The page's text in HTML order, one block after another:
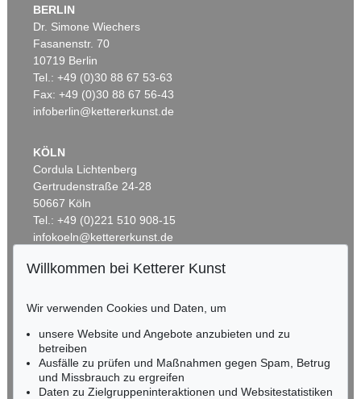
ARNULF RAINER
Ohne Titel, 1959
Ergebnis:€ 175.000
Auktion 524 - Lot 8
Horizontalgestaltung, 1951
Ergebnis:€ 168.750
BERLIN
Dr. Simone Wiechers
Fasanenstr. 70
10719 Berlin
Tel.: +49 (0)30 88 67 53-63
Fax: +49 (0)30 88 67 56-43
infoberlin@kettererkunst.de
KÖLN
Cordula Lichtenberg
Gertrudenstraße 24-28
50667 Köln
Tel.: +49 (0)221 510 908-15
infokoeln@kettererkunst.de
BADEN-WÜRTTEMBERG
RHEINLAND-PFALZ
Miriam Heß
Tel.: +49 (0)62 21 58 80-038
Fax: +49 (0)62 21 58 80-595
infoheidelberg@kettererkunst.de
Willkommen bei Ketterer Kunst
Wir verwenden Cookies und Daten, um
unsere Website und Angebote anzubieten und zu
betreiben
Ausfälle zu prüfen und Maßnahmen gegen Spam, Betrug
und Missbrauch zu ergreifen
Daten zu Zielgruppeninteraktionen und Websitestatistiken